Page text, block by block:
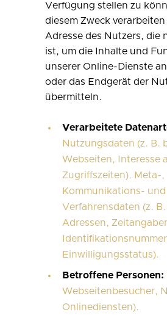
Verfügung stellen zu
diesem Zweck
Adresse des Nutzers, die
ist, um die Inhalte und
unserer Online-Dienste
oder das Endgerät der
übermitteln.
Verarbeitete
Nutzungsdaten (z. B.
Webseiten, Interesse
Zugriffszeiten). Meta-,
Kommunikations- und
Verfahrensdaten (z.
Adressen,
Einwilligungsstatus).
Betroffene Personen:
Webseitenbesucher,
Onlinediensten).